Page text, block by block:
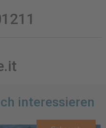
interessieren